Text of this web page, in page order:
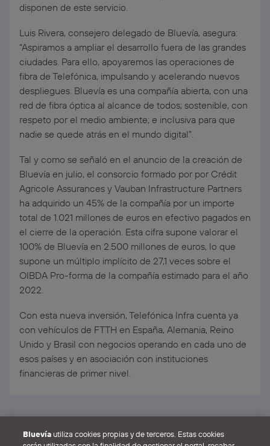
disponen de este servicio.
Luis Rivera, consejero delegado de Bluevía, asegura:
“Aspiramos a ampliar el desarrollo fuera de las grandes
ciudades. Para ello, apoyaremos las operaciones de
fibra de Telefónica, impulsando y acelerando nuevos
despliegues. Bluevía es una compañía abierta, con una
red de fibra óptica al alcance de todos; sostenible, con
respeto por el medio ambiente; e inclusiva para que
nadie se quede atrás en el mundo digital”.
Tal y como se señaló en el anuncio de la creación de
Bluevía en julio, el consorcio formado por por Crédit
Agricole Assurances y Vauban Infrastructure Partners
ha adquirido un 45% de la compañía por un importe
total de 1.021 millones de euros en efectivo pagados en
el cierre de la operación. Esta cifra supone valorar el
100% de Bluevía en 2.500 millones de euros, lo que
supone un múltiplo implícito de 27,1 veces sobre el
OIBDA Pro-forma de la compañía estimado para el año
2022.
Con esta nueva inversión, Telefónica Infra cuenta ya
con vehículos de FTTH en España, Alemania, Reino
Unido y Brasil con negocios operando en cada uno de
esos países y en asociación con instituciones
financieras de primer nivel.
Bluevía utiliza cookies propias y de terceros. Estas cookies